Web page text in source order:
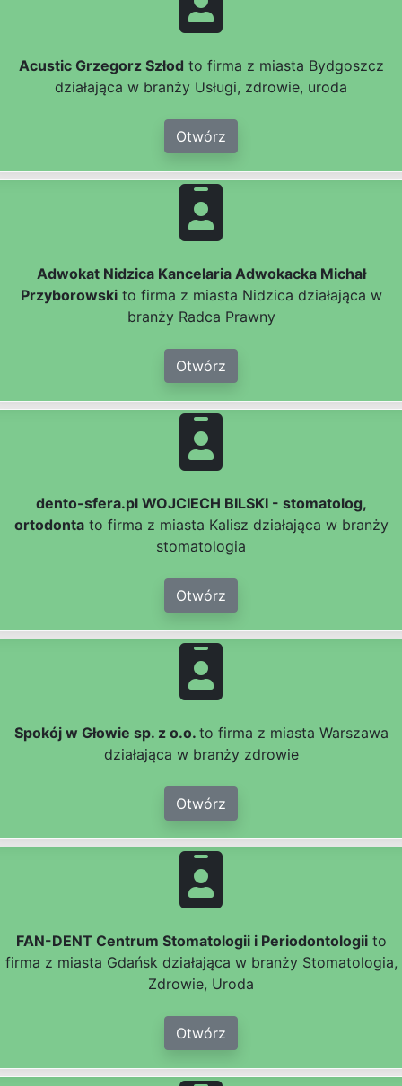
Acustic Grzegorz Szłod to firma z miasta Bydgoszcz
działająca w branży Usługi, zdrowie, uroda
Otwórz
Adwokat Nidzica Kancelaria Adwokacka Michał
Przyborowskito firma z miasta Nidzica działająca w
branży Radca Prawny
Otwórz
dento-sfera.pl WOJCIECH BILSKI - stomatolog,
ortodontato firma z miasta Kalisz działająca w branży
stomatologia
Otwórz
Spokój w Głowie sp. z o.o. to firma z miasta Warszawa
działająca w branży zdrowie
Otwórz
FAN-DENT Centrum Stomatologii i Periodontologiito
firma z miasta Gdańsk działająca w branży Stomatologia,
Zdrowie, Uroda
Otwórz